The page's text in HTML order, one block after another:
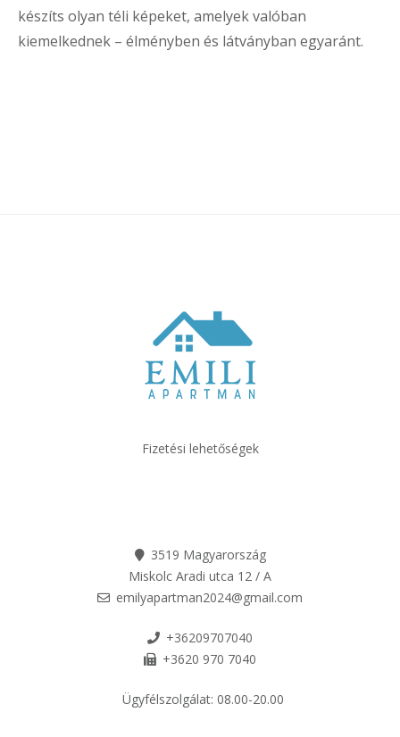
készíts olyan téli képeket, amelyek valóban
kiemelkednek – élményben és látványban egyaránt.
Fizetési lehetőségek
3519 Magyarország
Miskolc Aradi utca 12 / A
emilyapartman2024@gmail.com
+36209707040
+3620 970 7040
Ügyfélszolgálat: 08.00-20.00